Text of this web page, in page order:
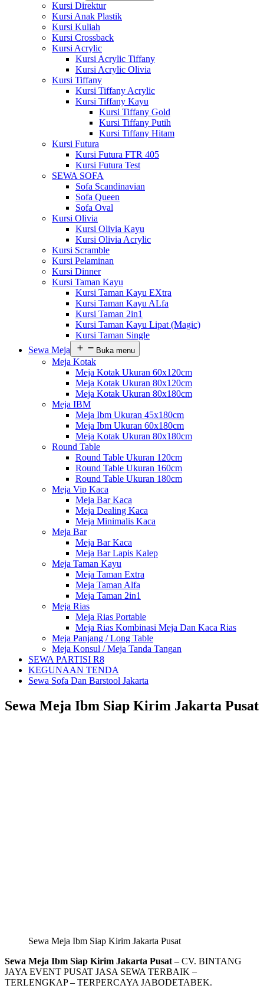
Kursi Direktur
Kursi Anak Plastik
Kursi Kuliah
Kursi Crossback
Kursi Acrylic
Kursi Acrylic Tiffany
Kursi Acrylic Olivia
Kursi Tiffany
Kursi Tiffany Acrylic
Kursi Tiffany Kayu
Kursi Tiffany Gold
Kursi Tiffany Putih
Kursi Tiffany Hitam
Kursi Futura
Kursi Futura FTR 405
Kursi Futura Test
SEWA SOFA
Sofa Scandinavian
Sofa Queen
Sofa Oval
Kursi Olivia
Kursi Olivia Kayu
Kursi Olivia Acrylic
Kursi Scramble
Kursi Pelaminan
Kursi Dinner
Kursi Taman Kayu
Kursi Taman Kayu EXtra
Kursi Taman Kayu ALfa
Kursi Taman 2in1
Kursi Taman Kayu Lipat (Magic)
Kursi Taman Single
Sewa Meja
Buka menu
Meja Kotak
Meja Kotak Ukuran 60x120cm
Meja Kotak Ukuran 80x120cm
Meja Kotak Ukuran 80x180cm
Meja IBM
Meja Ibm Ukuran 45x180cm
Meja Ibm Ukuran 60x180cm
Meja Kotak Ukuran 80x180cm
Round Table
Round Table Ukuran 120cm
Round Table Ukuran 160cm
Round Table Ukuran 180cm
Meja Vip Kaca
Meja Bar Kaca
Meja Dealing Kaca
Meja Minimalis Kaca
Meja Bar
Meja Bar Kaca
Meja Bar Lapis Kalep
Meja Taman Kayu
Meja Taman Extra
Meja Taman Alfa
Meja Taman 2in1
Meja Rias
Meja Rias Portable
Meja Rias Kombinasi Meja Dan Kaca Rias
Meja Panjang / Long Table
Meja Konsul / Meja Tanda Tangan
SEWA PARTISI R8
KEGUNAAN TENDA
Sewa Sofa Dan Barstool Jakarta
Sewa Meja Ibm Siap Kirim Jakarta Pusat
Sewa Meja Ibm Siap Kirim Jakarta Pusat
Sewa Meja Ibm Siap Kirim Jakarta Pusat – CV. BINTANG
JAYA EVENT PUSAT JASA SEWA TERBAIK –
TERLENGKAP – TERPERCAYA JABODETABEK.